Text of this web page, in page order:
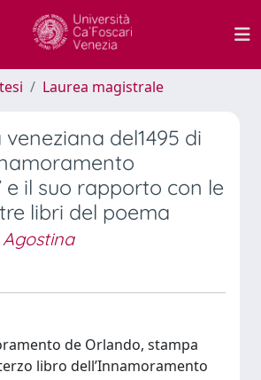
Laurea magistrale
del1495 di
e il suo rapporto con le
libri del poema
Agostina
de Orlando, stampa
libro dell’Innamoramento